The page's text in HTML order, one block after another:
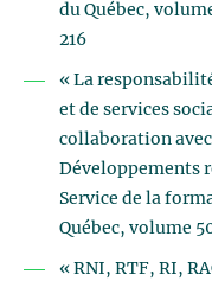
du Québec,
216
« La
et de services
collaboration
Développements
Service de la
Québec, volume
« RNI, RTF, RI,